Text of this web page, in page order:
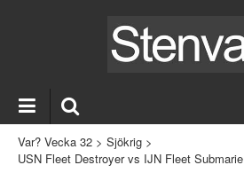
Var? Vecka 32 > Sjökrig >
USN Fleet Destroyer vs IJN Fleet Submarie